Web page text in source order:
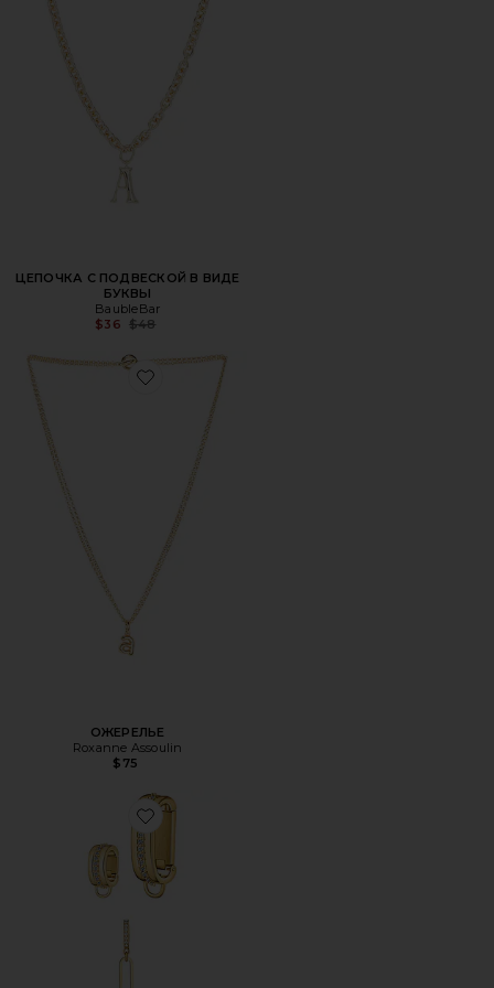
ЦЕПОЧКА С ПОДВЕСКОЙ В ВИДЕ
БУКВЫ
BaubleBar
$36 Previous price:
$48
Favorite ОЖЕРЕЛЬЕ
ОЖЕРЕЛЬЕ
Roxanne Assoulin
$75
Favorite УКРАШЕНИЯ ДЛЯ ТЕЛА